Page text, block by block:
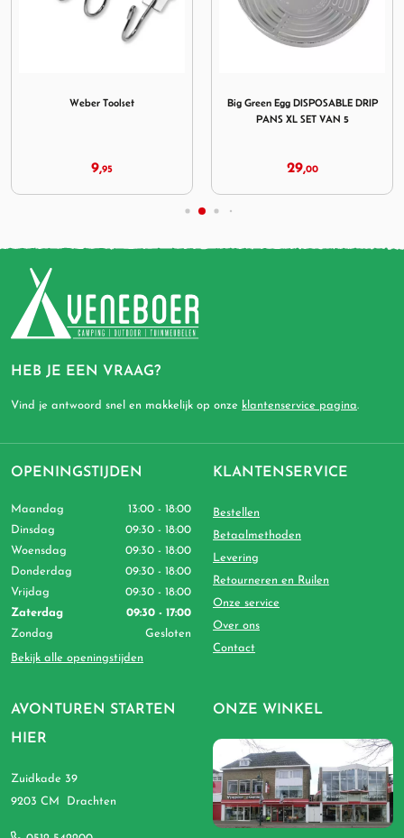
Weber Toolset
9,95
Big Green Egg DISPOSABLE DRIP
PANS XL SET VAN 5
29,00
HEB JE EEN VRAAG?
Vind je antwoord snel en makkelijk op onze klantenservice pagina.
AVONTUREN STARTEN
HIER
Zuidkade 39
9203 CM Drachten
OPENINGSTIJDEN
Maandag
13:00 - 18:00
Dinsdag
09:30 - 18:00
Woensdag
09:30 - 18:00
Donderdag
09:30 - 18:00
Vrijdag
09:30 - 18:00
Zaterdag
09:30 - 17:00
Zondag
Gesloten
Bekijk alle openingstijden
KLANTENSERVICE
Bestellen
Betaalmethoden
Levering
Retourneren en Ruilen
Onze service
Over ons
Contact
ONZE WINKEL